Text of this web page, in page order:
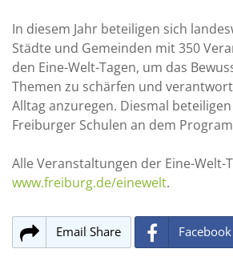
In diesem Jahr beteiligen sich
Städte und Gemeinden mit 350
den Eine-Welt-Tagen, um das
Themen zu schärfen und
Alltag anzuregen. Diesmal
Freiburger Schulen an dem
Alle Veranstaltungen der Eine-Welt-
www.freiburg.de/einewelt.
Email Share